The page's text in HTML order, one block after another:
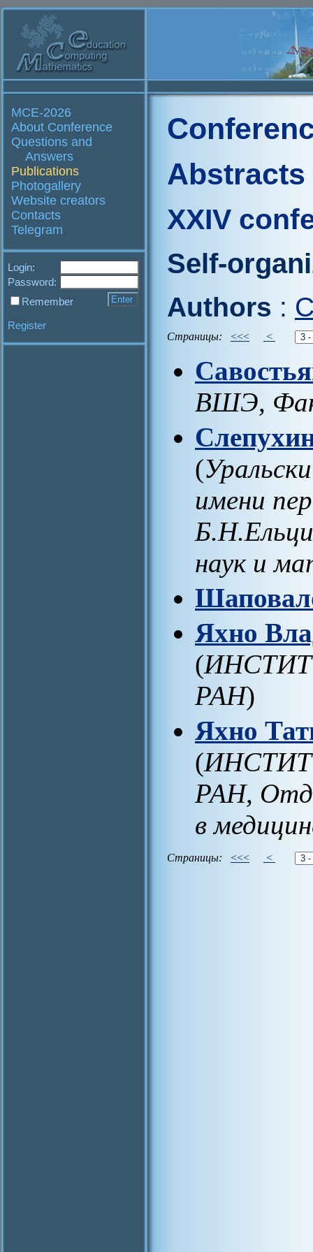
MCE-2026
About Conference
Questions and
Answers
Publications
Photogallery
Website creators
Contacts
Telegram
Login:
Password:
Remember
Register
Abstracts
XXIV
Self-
Authors :
Страницы: <<< <
ВШЭ,
(
имени
наук и
Яхно
(
РАН)
Яхно
(
РАН,
в
Страницы: <<< <